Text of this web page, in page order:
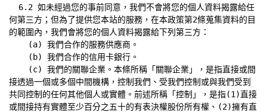
何第三方；但為了提供您本站的服務，在本政策第2條蒐集資料的目
的範圍內，我們會將您的個人資料揭露給下列第三方：
接透過一個或多個中間機構，控制我們、受我們控制或與我們受到
共同控制的任何其他個人或實體。前述所稱「控制」，是指(1)直接
或間接持有實體至少百分之五十的有表決權股份所有權、(2)擁有直